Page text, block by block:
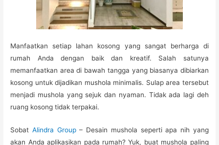
Manfaatkan setiap lahan kosong yang sangat berharga di
rumah Anda dengan baik dan kreatif. Salah satunya
memanfaatkan area di bawah tangga yang biasanya dibiarkan
kosong untuk dijadikan mushola minimalis. Sulap area tersebut
menjadi mushola yang sejuk dan nyaman. Tidak ada lagi deh
ruang kosong tidak terpakai.
Sobat Alindra Group– Desain mushola seperti apa nih yang
akan Anda aplikasikan pada rumah? Yuk, buat mushola paling